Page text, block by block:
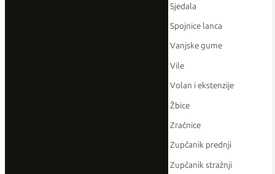
Sjedala
Spojnice lanca
Vanjske gume
Vile
Volan i ekstenzije
Žbice
Zračnice
Zupčanik prednji
Zupčanik stražnji